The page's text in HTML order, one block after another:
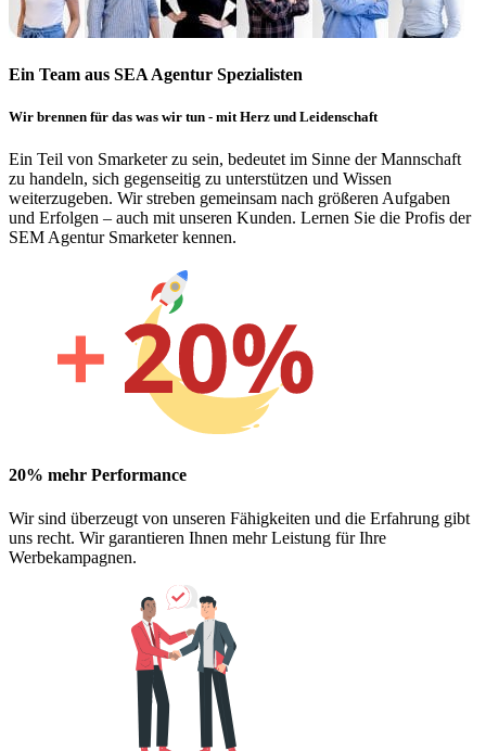
Ein Team aus SEA Agentur Spezialisten
Wir brennen für das was wir tun - mit Herz und Leidenschaft
Ein Teil von Smarketer zu sein, bedeutet im Sinne der Mannschaft
zu handeln, sich gegenseitig zu unterstützen und Wissen
weiterzugeben. Wir streben gemeinsam nach größeren Aufgaben
und Erfolgen – auch mit unseren Kunden. Lernen Sie die Profis der
SEM Agentur Smarketer kennen.
20% mehr Performance
Wir sind überzeugt von unseren Fähigkeiten und die Erfahrung gibt
uns recht. Wir garantieren Ihnen mehr Leistung für Ihre
Werbekampagnen.